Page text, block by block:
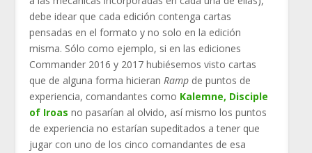
debe idear que cada edición contenga cartas
pensadas en el formato y no solo en la edición
misma. Sólo como ejemplo, si en las ediciones
Commander 2016 y 2017 hubiésemos visto cartas
que de alguna forma hicieran Rampde puntos de
experiencia, comandantes como Kalemne, Disciple
of Iroas no pasarían al olvido, así mismo los puntos
de experiencia no estarían supeditados a tener que
jugar con uno de los cinco comandantes de esa